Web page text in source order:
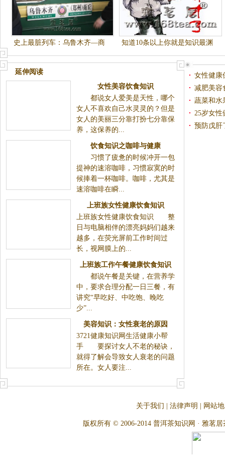
史上最脏列车：乌鲁木齐—商
丘
知道10条以上你就是知识最渊
博的人了
延伸阅读
女性美容饮食知识
都说女人爱美是天性，哪个
女人不喜欢自己水灵灵的？但是
女人的美丽三分靠打扮七分靠保
养，这保养的...
饮食知识之咖啡与健康
习惯了疲惫的时候冲开一包
提神的速溶咖啡，习惯寂寞的时
候捧着一杯咖啡。咖啡，尤其是
速溶咖啡在瞬...
上班族女性健康饮食知识
上班族女性健康饮食知识 整
日与电脑相伴的漂亮妈妈们越来
越多，在荧光屏前工作时间过
长，视网膜上的...
上班族工作午餐健康饮食知识
都说午餐是关键，在营养学
中，要求合理分配一日三餐，有
讲究“早吃好、中吃饱、晚吃
少”...
美容知识：女性衰老的原因
3721健康知识网生活健康小帮
手 要探讨女人不老的秘诀，
就得了解会导致女人衰老的问题
所在。女人要注...
女性健康
减肥美容
蔬菜和水
25岁女性
预防戊肝
关于我们 法律声明 网站
版权所有 © 2006-2014 普洱茶知识网 · 雅茗